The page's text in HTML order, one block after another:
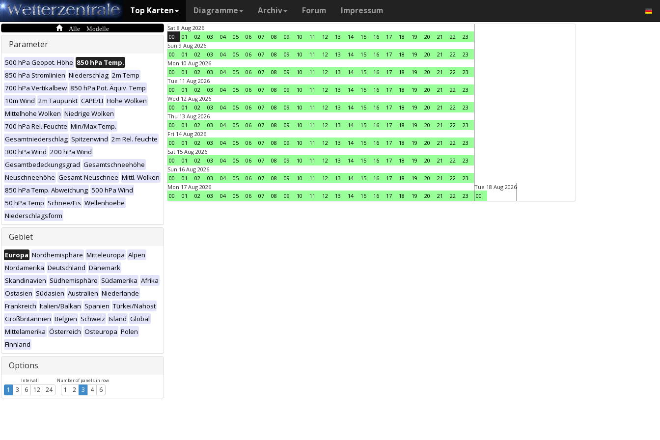
Top Karten Diagramme Archiv Forum Impressum
Alle Modelle
Parameter
500 hPa Geopot. Höhe 850 hPa Temp.
850 hPa Stromlinien Niederschlag 2m Temp
700 hPa Vertikalbew 850 hPa Pot. Äquiv. Temp
10m Wind 2m Taupunkt CAPE/LI Hohe Wolken
Mittelhohe Wolken Niedrige Wolken
700 hPa Rel. Feuchte Min/Max Temp.
Gesamtniederschlag Spitzenwind 2m Rel. feuchte
300 hPa Wind 200 hPa Wind
Gesamtbedeckungsgrad Gesamtschneehöhe
Neuschneehöhe Gesamt-Neuschnee Mittl. Wolken
850 hPa Temp. Abweichung 500 hPa Wind
50 hPa Temp Schnee/Eis Wellenhoehe
Niederschlagsform
Gebiet
Europa Nordhemisphäre Mitteleuropa Alpen
Nordamerika Deutschland Dänemark
Skandinavien Südhemisphäre Südamerika Afrika
Ostasien Südasien Australien Niederlande
Frankreich Italien/Balkan Spanien Türkei/Nahost
Großbritannien Belgien Schweiz Island Global
Mittelamerika Österreich Osteuropa Polen
Finnland
Options
Intervall
1 3 6 12 24
Number of panels in row
1 2 3 4 6
Sat 8 Aug 2026
00
01 02 03 04 05 06 07 08 09 10 11 12 13 14 15 16 17 18 19 20 21 22
23
Sun 9 Aug 2026
00
01 02 03 04 05 06 07 08 09 10 11 12 13 14 15 16 17 18 19 20 21 22
23
Mon 10 Aug 2026
00
01 02 03 04 05 06 07 08 09 10 11 12 13 14 15 16 17 18 19 20 21 22
23
Tue 11 Aug 2026
00
01 02 03 04 05 06 07 08 09 10 11 12 13 14 15 16 17 18 19 20 21 22
23
Wed 12 Aug 2026
00
01 02 03 04 05 06 07 08 09 10 11 12 13 14 15 16 17 18 19 20 21 22
23
Thu 13 Aug 2026
00
01 02 03 04 05 06 07 08 09 10 11 12 13 14 15 16 17 18 19 20 21 22
23
Fri 14 Aug 2026
00
01 02 03 04 05 06 07 08 09 10 11 12 13 14 15 16 17 18 19 20 21 22
23
Sat 15 Aug 2026
00
01 02 03 04 05 06 07 08 09 10 11 12 13 14 15 16 17 18 19 20 21 22
23
Sun 16 Aug 2026
00
01 02 03 04 05 06 07 08 09 10 11 12 13 14 15 16 17 18 19 20 21 22
23
Mon 17 Aug 2026
00
01 02 03 04 05 06 07 08 09 10 11 12 13 14 15 16 17 18 19 20 21 22 23
Tue 18 Aug 2026
00